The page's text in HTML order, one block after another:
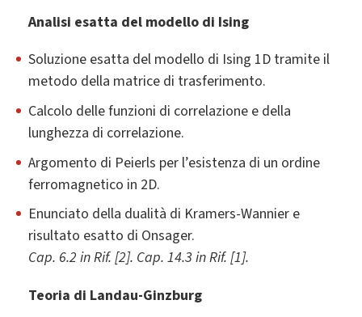
Analisi esatta del modello di Ising
Soluzione esatta del modello di Ising 1D tramite il
metodo della matrice di trasferimento.
Calcolo delle funzioni di correlazione e della
lunghezza di correlazione.
Argomento di Peierls per l’esistenza di un ordine
ferromagnetico in 2D.
Enunciato della dualità di Kramers-Wannier e
risultato esatto di Onsager.
Cap. 6.2 in Rif. [2]. Cap. 14.3 in Rif. [1].
Teoria di Landau-Ginzburg